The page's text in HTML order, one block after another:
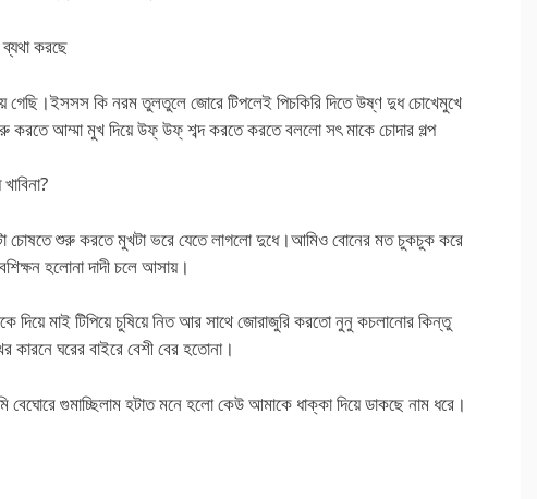
করছে
গেছি।ইসসস কি নরম তুলতুলে জোরে টিপলেই পিচকিরি দিতে উষ্ণ দুধ চোখেমুখে
করতে আম্মা মুখ দিয়ে উফ্ উফ্ শব্দ করতে করতে বললো সৎ মাকে চোদার গল্প
চোষতে শুরু করতে মুখটা ভরে যেতে লাগলো দুধে।আমিও বোনের মত চুকচুক করে
হলোনা দাদী চলে আসায়।
দিয়ে মাই টিপিয়ে চুষিয়ে নিত আর সাথে জোরাজুরি করতো নুনু কচলানোর কিন্তু
কারনে ঘরের বাইরে বেশী বের হতোনা।
গুমাচ্ছিলাম হটাত মনে হলো কেউ আমাকে ধাক্কা দিয়ে ডাকছে নাম ধরে।